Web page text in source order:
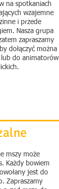
na spotkaniach
wzajemne
i przede
Nasza grupa
zapraszamy
dołączyć można
lub do animatorów
mszy może
Każdy bowiem
jest do
Zapraszamy